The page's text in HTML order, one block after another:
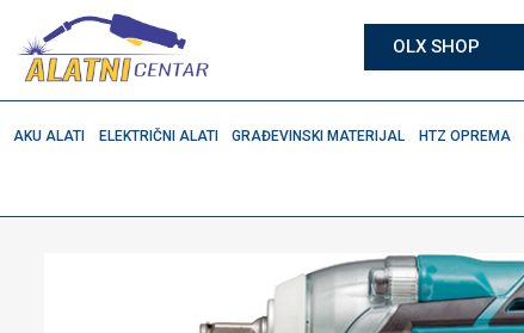
OLX SHOP
AKU ALATI ELEKTRIČNI ALATI GRAĐEVINSKI MATERIJAL HTZ OPREMA